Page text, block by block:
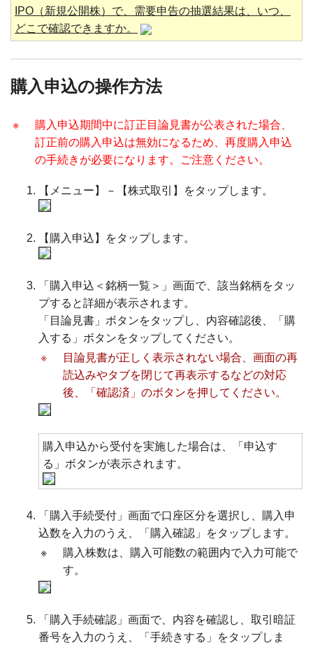
IPO（新規公開株）で、需要申告の抽選結果は、いつ、
どこで確認できますか。
購入申込の操作方法
※
購入申込期間中に訂正目論見書が公表された場合、
訂正前の購入申込は無効になるため、再度購入申込
の手続きが必要になります。ご注意ください。
【メニュー】－【株式取引】をタップします。
【購入申込】をタップします。
「購入申込＜銘柄一覧＞」画面で、該当銘柄をタッ
プすると詳細が表示されます。
「目論見書」ボタンをタップし、内容確認後、「購
入する」ボタンをタップしてください。
※
目論見書が正しく表示されない場合、画面の再
読込みやタブを閉じて再表示するなどの対応
後、「確認済」のボタンを押してください。
購入申込から受付を実施した場合は、「申込す
る」ボタンが表示されます。
「購入手続受付」画面で口座区分を選択し、購入申
込数を入力のうえ、「購入確認」をタップします。
※
購入株数は、購入可能数の範囲内で入力可能で
す。
「購入手続確認」画面で、内容を確認し、取引暗証
番号を入力のうえ、「手続きする」をタップしま